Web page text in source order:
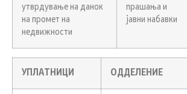
утврдување на данок
на промет на
недвижности
прашања и
јавни набавки
УПЛАТНИЦИ ОДДЕЛЕНИЕ